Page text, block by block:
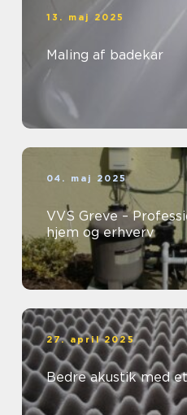
13. maj 2025
Maling af badekar
04. maj 2025
VVS Greve –
hjem og erhverv
27. april 2025
Bedre akustik med